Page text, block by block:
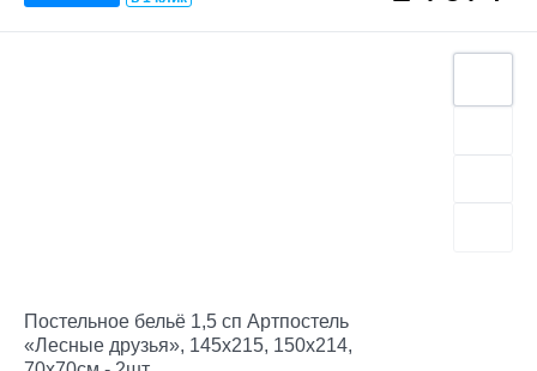
Постельное бельё 1,5 сп Артпостель
«Лесные друзья», 145х215, 150х214,